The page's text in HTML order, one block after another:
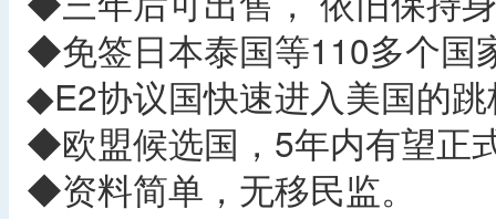
◆免签日本泰国等110多个国
◆E2协议国快速进入美国的
◆欧盟候选国，5年内有望正
◆资料简单，无移民监。